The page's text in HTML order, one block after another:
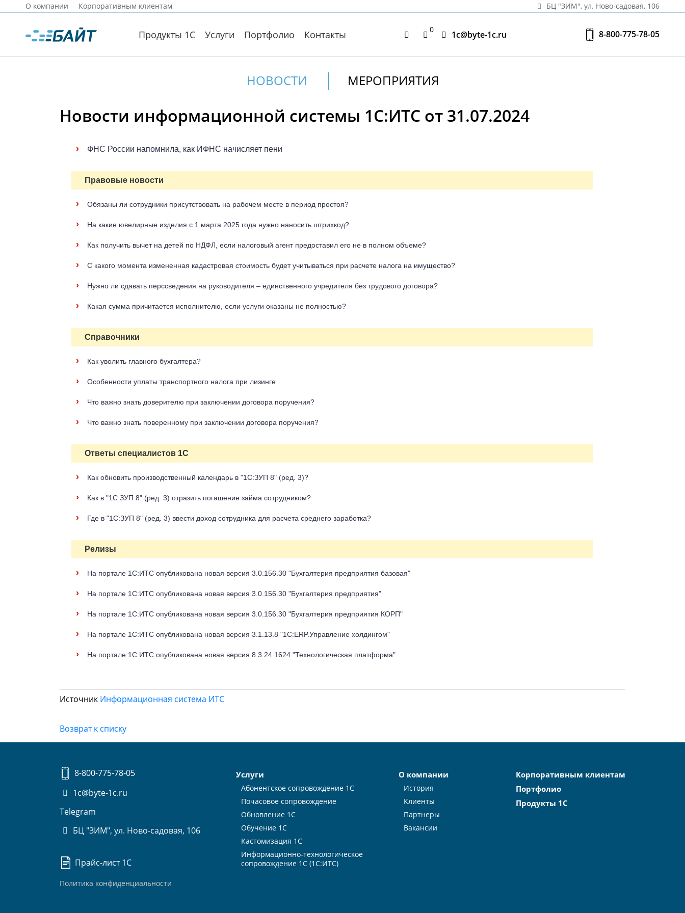
О компании Корпоративным клиентам БЦ "ЗИМ", ул. Ново‑садовая, 106
Продукты 1С Услуги Портфолио Контакты 0 1c@byte-1c.ru 8-800-775-78-05
НОВОСТИ МЕРОПРИЯТИЯ
Новости информационной системы 1С:ИТС от 31.07.2024
› ФНС России напомнила, как ИФНС начисляет пени
Правовые новости
› Обязаны ли сотрудники присутствовать на рабочем месте в период простоя?
› На какие ювелирные изделия с 1 марта 2025 года нужно наносить штрихкод?
› Как получить вычет на детей по НДФЛ, если налоговый агент предоставил его не в полном объеме?
› С какого момента измененная кадастровая стоимость будет учитываться при расчете налога на имущество?
› Нужно ли сдавать перссведения на руководителя – единственного учредителя без трудового договора?
› Какая сумма причитается исполнителю, если услуги оказаны не полностью?
Справочники
› Как уволить главного бухгалтера?
› Особенности уплаты транспортного налога при лизинге
› Что важно знать доверителю при заключении договора поручения?
› Что важно знать поверенному при заключении договора поручения?
Ответы специалистов 1С
› Как обновить производственный календарь в "1С:ЗУП 8" (ред. 3)?
› Как в "1С:ЗУП 8" (ред. 3) отразить погашение займа сотрудником?
› Где в "1С:ЗУП 8" (ред. 3) ввести доход сотрудника для расчета среднего заработка?
Релизы
› На портале 1С:ИТС опубликована новая версия 3.0.156.30 "Бухгалтерия предприятия базовая"
› На портале 1С:ИТС опубликована новая версия 3.0.156.30 "Бухгалтерия предприятия"
› На портале 1С:ИТС опубликована новая версия 3.0.156.30 "Бухгалтерия предприятия КОРП"
› На портале 1С:ИТС опубликована новая версия 3.1.13.8 "1С:ERP.Управление холдингом"
› На портале 1С:ИТС опубликована новая версия 8.3.24.1624 "Технологическая платформа"
Источник Информационная система ИТС
Возврат к списку
8-800-775-78-05
1c@byte-1c.ru
Telegram
БЦ "ЗИМ", ул. Ново-садовая, 106
Прайс-лист 1С
Политика конфиденциальности
Услуги
Абонентское сопровождение 1С
Почасовое сопровождение
Обновление 1С
Обучение 1С
Кастомизация 1С
Информационно-технологическое
сопровождение 1С (1С:ИТС)
О компании
История
Клиенты
Партнеры
Вакансии
Корпоративным клиентам
Портфолио
Продукты 1С